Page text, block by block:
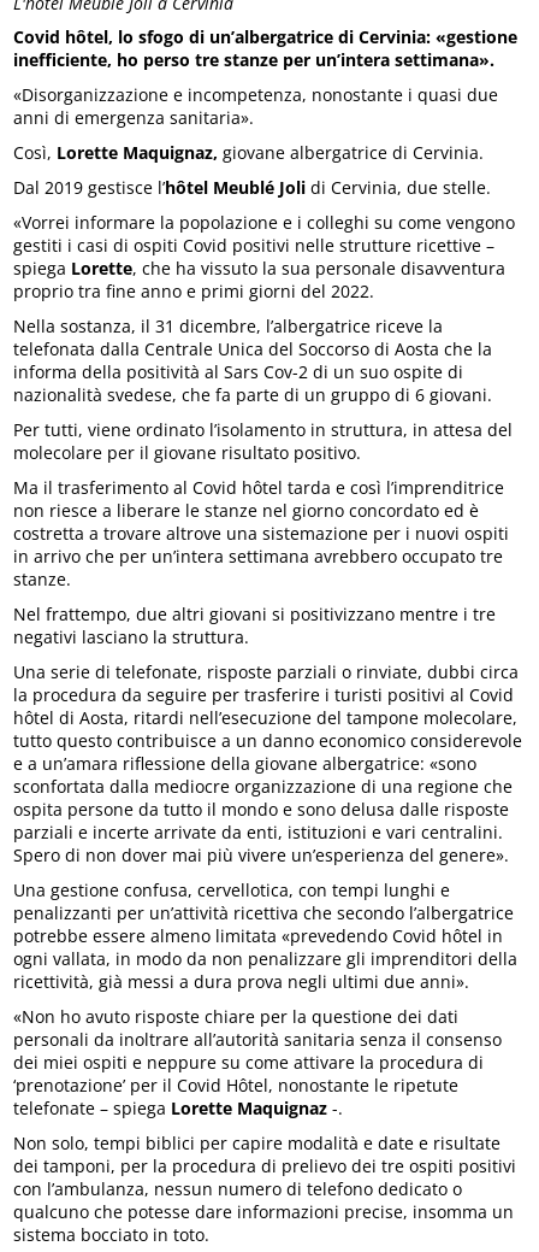
Covid hôtel, lo sfogo di un’albergatrice di Cervinia: «gestione
inefficiente, ho perso tre stanze per un’intera settimana».
«Disorganizzazione e incompetenza, nonostante i quasi due
anni di emergenza sanitaria».
Così, Lorette Maquignaz, giovane albergatrice di Cervinia.
Dal 2019 gestisce l’hôtel Meublé Joli di Cervinia, due stelle.
«Vorrei informare la popolazione e i colleghi su come vengono
gestiti i casi di ospiti Covid positivi nelle strutture ricettive –
spiega Lorette, che ha vissuto la sua personale disavventura
proprio tra fine anno e primi giorni del 2022.
Nella sostanza, il 31 dicembre, l’albergatrice riceve la
telefonata dalla Centrale Unica del Soccorso di Aosta che la
informa della positività al Sars Cov-2 di un suo ospite di
nazionalità svedese, che fa parte di un gruppo di 6 giovani.
Per tutti, viene ordinato l’isolamento in struttura, in attesa del
molecolare per il giovane risultato positivo.
Ma il trasferimento al Covid hôtel tarda e così l’imprenditrice
non riesce a liberare le stanze nel giorno concordato ed è
costretta a trovare altrove una sistemazione per i nuovi ospiti
in arrivo che per un’intera settimana avrebbero occupato tre
stanze.
Nel frattempo, due altri giovani si positivizzano mentre i tre
negativi lasciano la struttura.
Una serie di telefonate, risposte parziali o rinviate, dubbi circa
la procedura da seguire per trasferire i turisti positivi al Covid
hôtel di Aosta, ritardi nell’esecuzione del tampone molecolare,
tutto questo contribuisce a un danno economico considerevole
e a un’amara riflessione della giovane albergatrice: «sono
sconfortata dalla mediocre organizzazione di una regione che
ospita persone da tutto il mondo e sono delusa dalle risposte
parziali e incerte arrivate da enti, istituzioni e vari centralini.
Spero di non dover mai più vivere un’esperienza del genere».
Una gestione confusa, cervellotica, con tempi lunghi e
penalizzanti per un’attività ricettiva che secondo l’albergatrice
potrebbe essere almeno limitata «prevedendo Covid hôtel in
ogni vallata, in modo da non penalizzare gli imprenditori della
ricettività, già messi a dura prova negli ultimi due anni».
«Non ho avuto risposte chiare per la questione dei dati
personali da inoltrare all’autorità sanitaria senza il consenso
dei miei ospiti e neppure su come attivare la procedura di
‘prenotazione’ per il Covid Hôtel, nonostante le ripetute
telefonate – spiega Lorette Maquignaz -.
Non solo, tempi biblici per capire modalità e date e risultate
dei tamponi, per la procedura di prelievo dei tre ospiti positivi
con l’ambulanza, nessun numero di telefono dedicato o
qualcuno che potesse dare informazioni precise, insomma un
sistema bocciato in toto.